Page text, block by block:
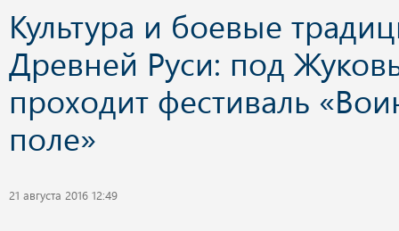
Культура и боевые
Древней Руси: под
проходит фестиваль
поле»
21 августа 2016 12:49